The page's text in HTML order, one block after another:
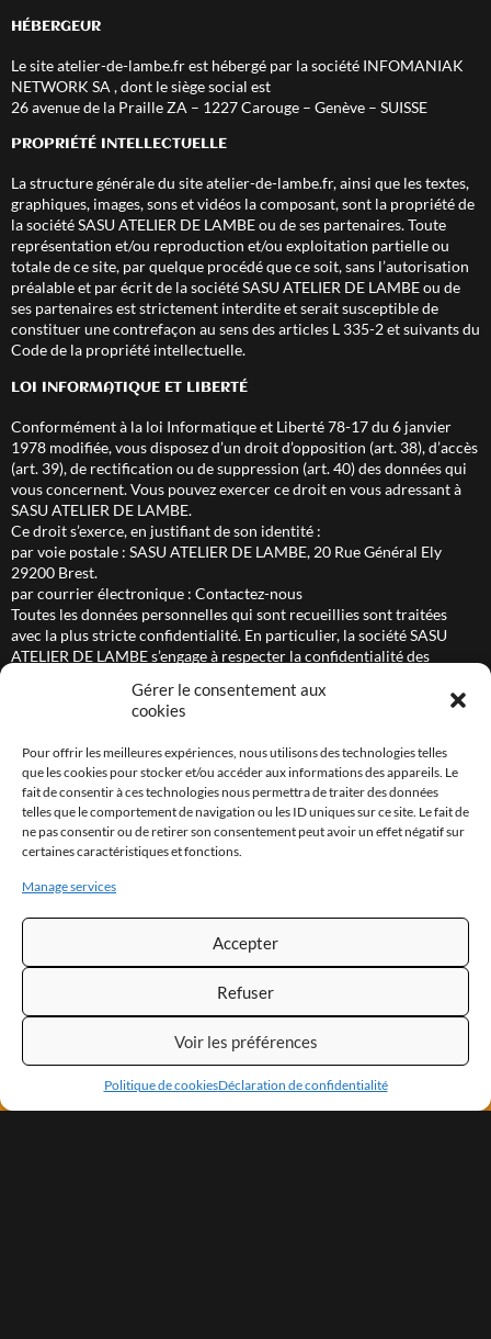
Gérer le consentement aux
cookies
Pour offrir les meilleures expériences, nous utilisons des technologies telles
que les cookies pour stocker et/ou accéder aux informations des appareils. Le
fait de consentir à ces technologies nous permettra de traiter des données
telles que le comportement de navigation ou les ID uniques sur ce site. Le fait de
ne pas consentir ou de retirer son consentement peut avoir un effet négatif sur
certaines caractéristiques et fonctions.
Manage services
Accepter
Refuser
Voir les préférences
Politique de cookiesDéclaration de confidentialité
HÉBERGEUR
Le siteatelier-de-lambe.frest hébergé par la société INFOMANIAK
NETWORK SA , dont le siège social est
26 avenue de la Praille ZA – 1227 Carouge – Genève – SUISSE
PROPRIÉTÉ INTELLECTUELLE
La structure générale du siteatelier-de-lambe.fr, ainsi que les textes,
graphiques, images, sons et vidéos la composant, sont la propriété de
la société SASU ATELIER DE LAMBE ou de ses partenaires. Toute
représentation et/ou reproduction et/ou exploitation partielle ou
totale de ce site, par quelque procédé que ce soit, sans l’autorisation
préalable et par écrit de la société SASU ATELIER DE LAMBE ou de
ses partenaires est strictement interdite et serait susceptible de
constituer une contrefaçon au sens des articles L 335-2 et suivants du
Code de la propriété intellectuelle.
LOI INFORMATIQUE ET LIBERTÉ
Conformément à la loi Informatique et Liberté 78-17 du 6 janvier
1978 modifiée, vous disposez d’un droit d’opposition (art. 38), d’accès
(art. 39), de rectification ou de suppression (art. 40) des données qui
vous concernent. Vous pouvez exercer ce droit en vous adressant à
SASU ATELIER DE LAMBE.
Ce droit s’exerce, en justifiant de son identité :
par voie postale : SASU ATELIER DE LAMBE, 20 Rue Général Ely
29200 Brest.
par courrier électronique : Contactez-nous
Toutes les données personnelles qui sont recueillies sont traitées
avec la plus stricte confidentialité. En particulier, la société SASU
ATELIER DE LAMBE s’engage à respecter la confidentialité des
caractère personnel, se reporter à:
–La politique de cookies
–La déclaration de confidentialité